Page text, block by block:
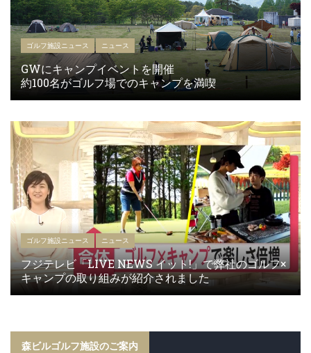
ゴルフ施設ニュース ニュース
GWにキャンプイベントを開催
約100名がゴルフ場でのキャンプを満喫
ゴルフ施設ニュース ニュース
フジテレビ「LIVE NEWS イット!」で弊社のゴルフ×
キャンプの取り組みが紹介されました
森ビルゴルフ施設のご案内